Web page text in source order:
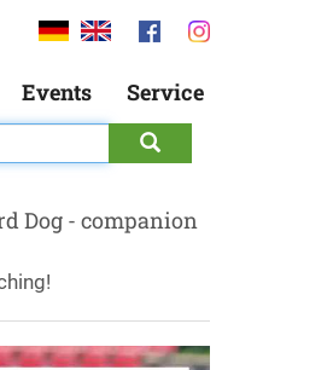
Events Service
Dog - companion